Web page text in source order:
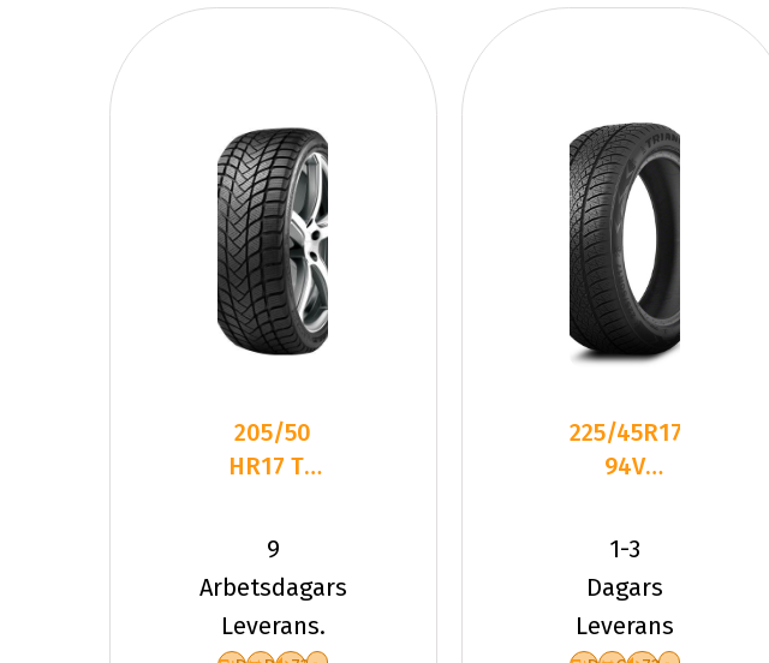
205/50
HR17 TL
LANDSAIL
WINTER
LANDER
XL
9
Arbetsdagars
Leverans.
225/45R17
94V
TW401 XL
Friktion
2024
1-3
Dagars
Leverans